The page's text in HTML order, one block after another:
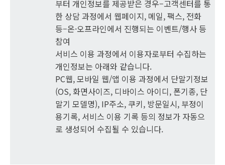
부터 개인정보를 제공받은 경우–고객센터를 통
한 상담 과정에서 웹페이지, 메일, 팩스, 전화
등–온·오프라인에서 진행되는 이벤트/행사 등
참여
서비스 이용 과정에서 이용자로부터 수집하는
개인정보는 아래와 같습니다.
PC웹, 모바일 웹/앱 이용 과정에서 단말기정보
(OS, 화면사이즈, 디바이스 아이디, 폰기종, 단
말기 모델명), IP주소, 쿠키, 방문일시, 부정이
용기록, 서비스 이용 기록 등의 정보가 자동으
로 생성되어 수집될 수 있습니다.